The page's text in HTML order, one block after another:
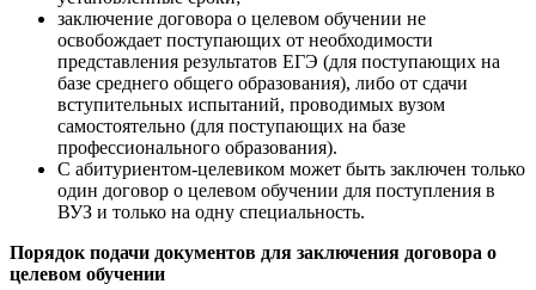
заключение договора о целевом обучении не
освобождает поступающих от необходимости
представления результатов ЕГЭ (для поступающих на
базе среднего общего образования), либо от сдачи
вступительных испытаний, проводимых вузом
самостоятельно (для поступающих на базе
профессионального образования).
С абитуриентом-целевиком может быть заключен только
один договор о целевом обучении для поступления в
ВУЗ и только на одну специальность.
Порядок подачи документов для заключения договора о
целевом обучении